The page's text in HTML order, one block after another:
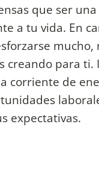
que ser
a tu vida. En
mucho,
creando para
corriente de
expectativas.